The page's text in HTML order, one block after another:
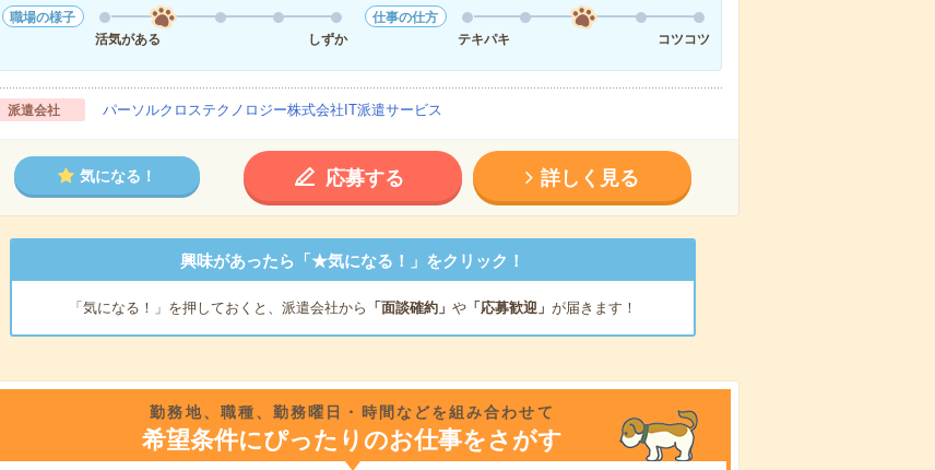
職場の様子
活気がある
しずか
仕事の仕方
テキパキ
コツコツ
派遣会社 パーソルクロステクノロジー株式会社IT派遣サービス
気になる！ 応募する 詳しく見る
興味があったら「★気になる！」をクリック！
「気になる！」を押しておくと、派遣会社から 「面談確約」 や「応募歓迎」 が届きます！
勤務地、職種、勤務曜日・時間などを組み合わせて
希望条件にぴったりのお仕事をさがす